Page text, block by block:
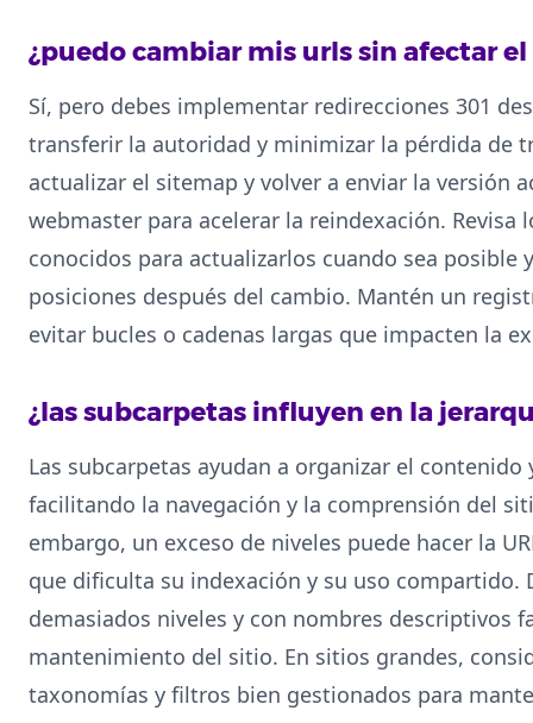
¿puedo cambiar mis urls sin afectar
Sí, pero debes implementar redirecciones 301
transferir la autoridad y minimizar la pérdida de
actualizar el sitemap y volver a enviar la versión
webmaster para acelerar la reindexación. Revisa
conocidos para actualizarlos cuando sea posible
posiciones después del cambio. Mantén un
evitar bucles o cadenas largas que impacten la
¿las subcarpetas influyen en la
Las subcarpetas ayudan a organizar el
facilitando la navegación y la comprensión del
embargo, un exceso de niveles puede hacer la
que dificulta su indexación y su uso compartido.
demasiados niveles y con nombres descriptivos
mantenimiento del sitio. En sitios grandes,
taxonomías y filtros bien gestionados para